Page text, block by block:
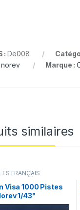
:De008
Marque :
similaires
FRANÇAIS
Visa 1000 Pistes
1/43°